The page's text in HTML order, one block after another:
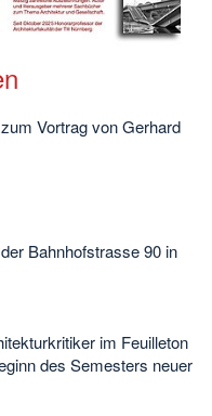
Vortrag von Gerhard
Bahnhofstrasse 90 in
im Feuilleton
des Semesters neuer